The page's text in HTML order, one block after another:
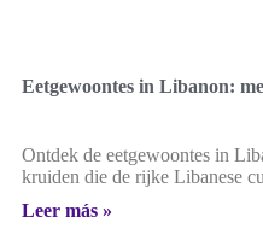
Eetgewoontes in Libanon:
Ontdek de eetgewoontes in
kruiden die de rijke Libanese
Leer más »